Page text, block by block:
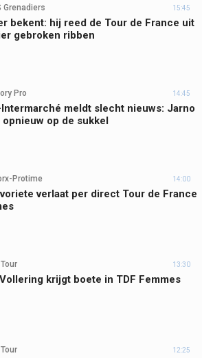
Grenadiers 15:45
bekent: hij reed de Tour de France uit
gebroken ribben
Pro 14:45
meldt slecht nieuws: Jarno
opnieuw op de sukkel
Protime 14:00
verlaat per direct Tour de France
13:30
krijgt boete in TDF Femmes
12:25